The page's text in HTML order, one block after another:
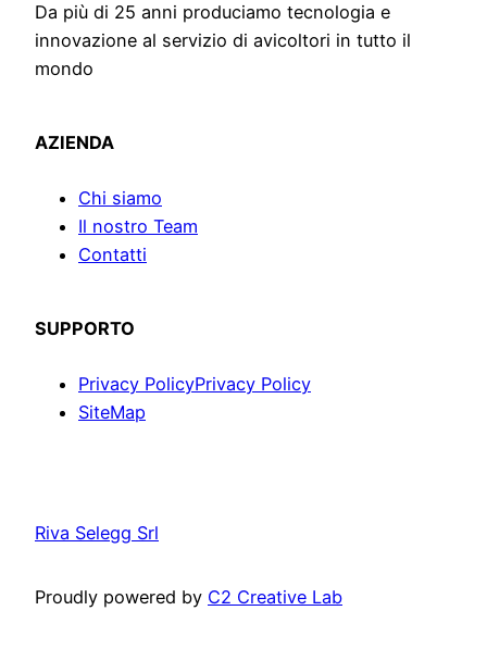
Da più di 25 anni produciamo tecnologia e
innovazione al servizio di avicoltori in tutto il
mondo
AZIENDA
Chi siamo
Il nostro Team
Contatti
SUPPORTO
Privacy PolicyPrivacy Policy
SiteMap
Riva Selegg Srl
Proudly powered by C2 Creative Lab